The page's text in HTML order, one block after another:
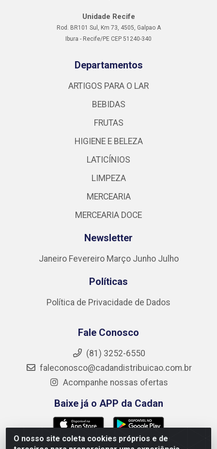
O nosso site coleta cookies próprios e de
Unidade Recife
Rod. BR101 Sul, Km 73, 4505, Galpao A
Ibura - Recife/PE CEP 51240-340
Departamentos
ARTIGOS PARA O LAR
BEBIDAS
FRUTAS
HIGIENE E BELEZA
LATICÍNIOS
LIMPEZA
MERCEARIA
MERCEARIA DOCE
Newsletter
Janeiro Fevereiro Março Junho Julho
Políticas
Política de Privacidade de Dados
Fale Conosco
(81) 3252-6550
faleconosco@cadandistribuicao.com.br
Acompanhe nossas ofertas
Baixe já o APP da Cadan
Formas de Pagamento